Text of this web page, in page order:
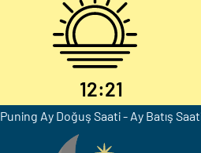
12:21
Puning Ay Doğuş Saati - Ay Batış